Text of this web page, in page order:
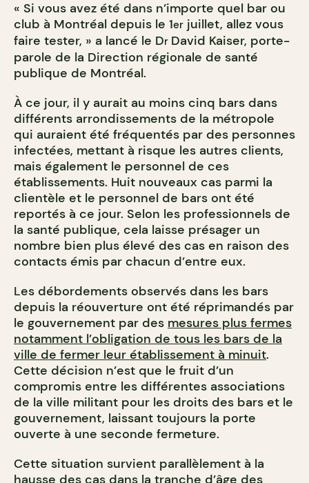
« Si vous avez été dans n’importe quel bar ou
club à Montréal depuis le 1er juillet, allez vous
faire tester, » a lancé le Dr David Kaiser, porte-
parole de la Direction régionale de santé
publique de Montréal.
À ce jour, il y aurait au moins cinq bars dans
différents arrondissements de la métropole
qui auraient été fréquentés par des personnes
infectées, mettant à risque les autres clients,
mais également le personnel de ces
établissements. Huit nouveaux cas parmi la
clientèle et le personnel de bars ont été
reportés à ce jour. Selon les professionnels de
la santé publique, cela laisse présager un
nombre bien plus élevé des cas en raison des
contacts émis par chacun d’entre eux.
Les débordements observés dans les bars
depuis la réouverture ont été réprimandés par
le gouvernement par des mesures plus fermes
notamment l’obligation de tous les bars de la
ville de fermer leur établissement à minuit.
Cette décision n’est que le fruit d’un
compromis entre les différentes associations
de la ville militant pour les droits des bars et le
gouvernement, laissant toujours la porte
ouverte à une seconde fermeture.
Cette situation survient parallèlement à la
hausse des cas dans la tranche d’âge des